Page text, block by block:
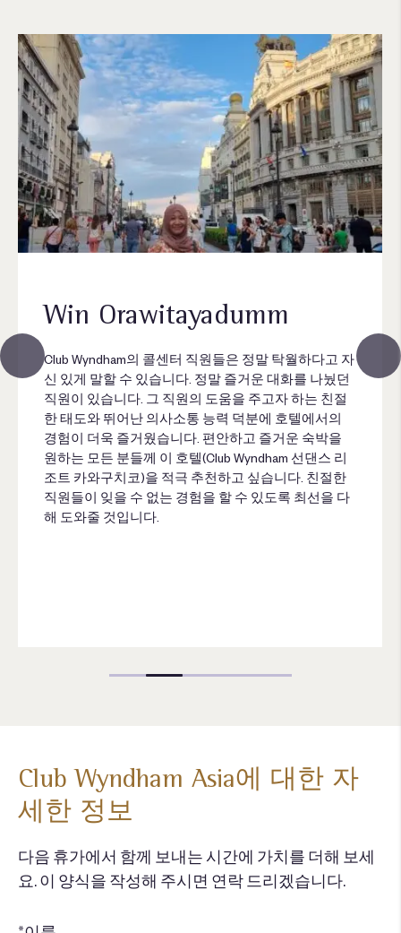
Win Orawitayadumm
Club Wyndham의 콜센터 직원들은 정말 탁월하다고 자
신 있게 말할 수 있습니다. 정말 즐거운 대화를 나눴던
직원이 있습니다. 그 직원의 도움을 주고자 하는 친절
한 태도와 뛰어난 의사소통 능력 덕분에 호텔에서의
경험이 더욱 즐거웠습니다. 편안하고 즐거운 숙박을
원하는 모든 분들께 이 호텔(Club Wyndham 선댄스 리
조트 카와구치코)을 적극 추천하고 싶습니다. 친절한
직원들이 잊을 수 없는 경험을 할 수 있도록 최선을 다
해 도와줄 것입니다.
Club Wyndham Asia에 대한 자
세한 정보
다음 휴가에서 함께 보내는 시간에 가치를 더해 보세
요. 이 양식을 작성해 주시면 연락 드리겠습니다.